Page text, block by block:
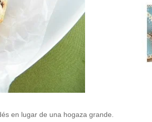
en lugar de una hogaza grande.